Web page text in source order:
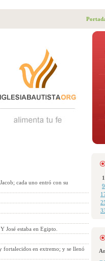
1
9
cada uno entró con su
José estaba en Egipto.
en extremo; y se llenó